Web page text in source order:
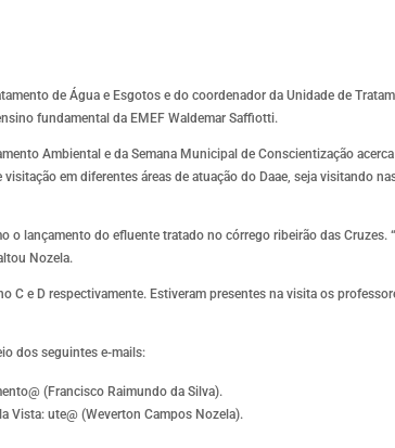
de Água e Esgotos e do coordenador da Unidade de
fundamental da EMEF Waldemar Saffiotti.
Ambiental e da Semana Municipal de Conscientização
em diferentes áreas de atuação do Daae, seja visitando
o lançamento do efluente tratado no córrego ribeirão das Cruzes.
Nozela.
C e D respectivamente. Estiveram presentes na visita os
dos seguintes e-mails:
(Francisco Raimundo da Silva).
Vista: ute@ (Weverton Campos Nozela).